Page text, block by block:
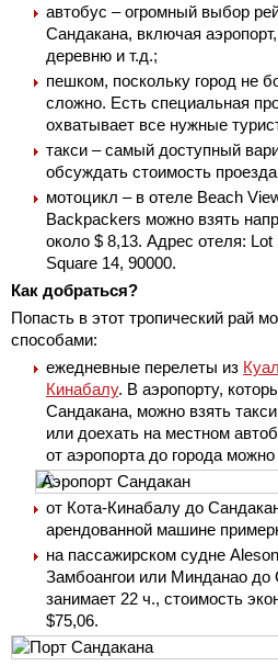
автобус – огромный выбор
Сандакана, включая
деревню и т.д.;
пешком, поскольку город не
сложно. Есть специальная
охватывает все нужные
такси – самый доступный
обсуждать стоимость
мотоцикл – в отеле Beach
Backpackers можно взять
около $ 8,13. Адрес отеля:
Square 14, 90000.
Как добраться?
Попасть в этот тропический рай
способами:
ежедневные перелеты из
Кинабалу. В аэропорту,
Сандакана, можно взять
или доехать на местном
от аэропорта до города
от Кота-Кинабалу до
арендованной машине
на пассажирском судне
Замбоангои или Минданао до
занимает 22 ч., стоимость
$75,06.